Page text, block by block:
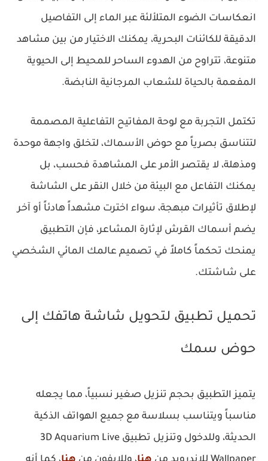
انعكاسات الضوء المتلألئة عبر الماء إلى التفاصيل
الدقيقة للكائنات البحرية، يمكنك الاختيار من بين مشاهد
متنوعة، تتراوح من الهدوء الساحر للمحيط إلى الحيوية
المفعمة بالحياة للشعاب المرجانية النابضة.
تكتمل التجربة مع لوحة المفاتيح التفاعلية المصممة
لتتناسق بصرياً مع حوض الأسماك، لتخلق واجهة موحدة
ومذهلة، لا يقتصر الأمر على المشاهدة فحسب، بل
يمكنك التفاعل مع البيئة من خلال النقر على الشاشة
لإطلاق تأثيرات مبهجة، سواء اخترت مشهداً هادئاً أو آخر
يضم أسماك القرش لإثارة المشاعر، فإن التطبيق
يمنحك تحكماً كاملاً في تصميم عالمك المائي الشخصي
على شاشتك.
تحميل تطبيق لتحويل شاشة هاتفك إلى
حوض سمك
يتميز التطبيق بحجم تنزيل صغير نسبياً، مما يجعله
مناسباً ويتناسب بسلاسة مع جميع الهواتف الذكية
الحديثة، وللدخول وتنزيل تطبيق 3D Aquarium Live